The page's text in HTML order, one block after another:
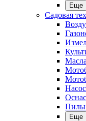
Еще
Садовая
Пилы
Еще